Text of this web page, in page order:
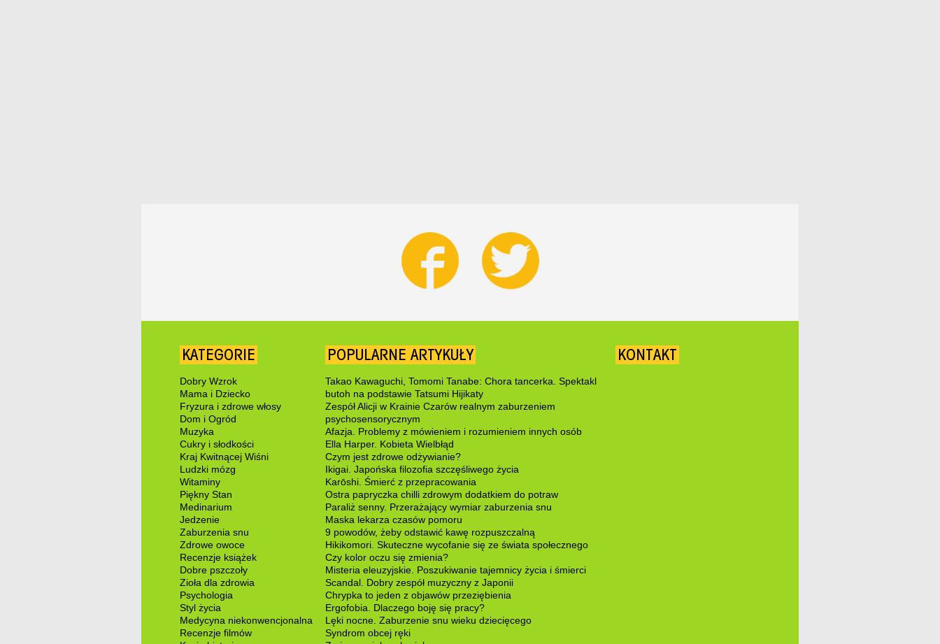
KATEGORIE
Dobry Wzrok
Mama i Dziecko
Fryzura i zdrowe włosy
Dom i Ogród
Muzyka
Cukry i słodkości
Kraj Kwitnącej Wiśni
Ludzki mózg
Witaminy
Piękny Stan
Medinarium
Jedzenie
Zaburzenia snu
Zdrowe owoce
Recenzje książek
Dobre pszczoły
Zioła dla zdrowia
Psychologia
Styl życia
Medycyna niekonwencjonalna
Recenzje filmów
POPULARNE ARTYKUŁY
Takao Kawaguchi, Tomomi Tanabe: Chora tancerka. Spektakl
butoh na podstawie Tatsumi Hijikaty
Zespół Alicji w Krainie Czarów realnym zaburzeniem
psychosensorycznym
Afazja. Problemy z mówieniem i rozumieniem innych osób
Ella Harper. Kobieta Wielbłąd
Czym jest zdrowe odżywianie?
Ikigai. Japońska filozofia szczęśliwego życia
Karōshi. Śmierć z przepracowania
Ostra papryczka chilli zdrowym dodatkiem do potraw
Paraliż senny. Przerażający wymiar zaburzenia snu
Maska lekarza czasów pomoru
9 powodów, żeby odstawić kawę rozpuszczalną
Hikikomori. Skuteczne wycofanie się ze świata społecznego
Czy kolor oczu się zmienia?
Misteria eleuzyjskie. Poszukiwanie tajemnicy życia i śmierci
Scandal. Dobry zespół muzyczny z Japonii
Chrypka to jeden z objawów przeziębienia
Ergofobia. Dlaczego boję się pracy?
Lęki nocne. Zaburzenie snu wieku dziecięcego
Syndrom obcej ręki
KONTAKT